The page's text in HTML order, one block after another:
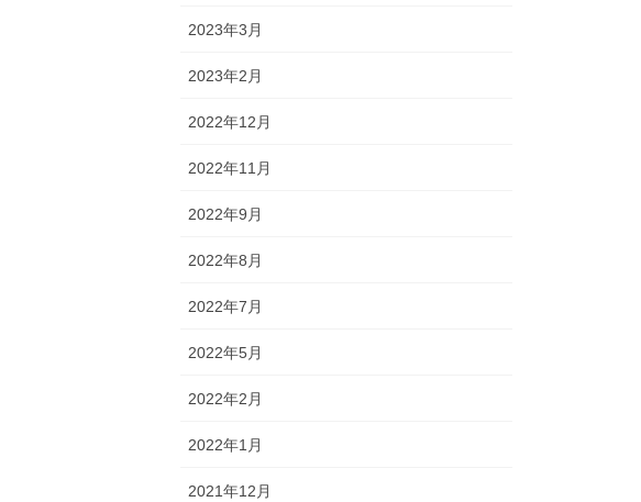
2023年3月
2023年2月
2022年12月
2022年11月
2022年9月
2022年8月
2022年7月
2022年5月
2022年2月
2022年1月
2021年12月